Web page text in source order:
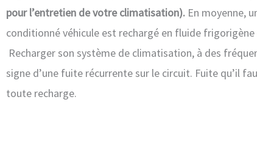
pour l’entretien de votre climatisation). En moyenne,
conditionné véhicule est rechargé en fluide frigorigène
Recharger son système de climatisation, à des
signe d’une fuite récurrente sur le circuit. Fuite qu’il
toute recharge.